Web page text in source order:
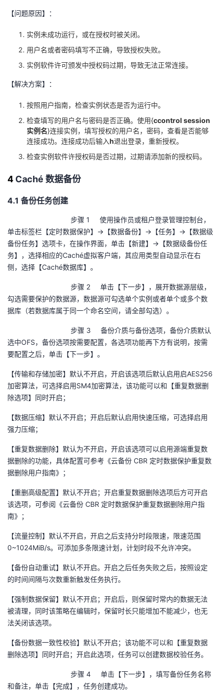
【问题原因】：
实例未成功运行，或在授权时被关闭。
用户名或者密码填写不正确，导致授权失败。
实例软件许可颁发中授权码过期，导致无法正常连接。
【解决方案】：
按照用户指南，检查实例状态是否为运行中。
检查填写的用户名与密码是否正确。使用{ccontrol session
实例名}连接实例，填写授权的用户名，密码，查看是否能够
连接成功。连接成功后输入h退出登录，重新授权。
检查实例软件许授权码是否过期，过期请添加新的授权码。
4 Caché 数据备份
4.1 备份任务创建
步骤 1 使用操作员或租户登录管理控制台，
单击标签栏【定时数据保护】→【数据备份】→【任务】→【数据级
备份任务】选项卡，在操作界面，单击【新建】→【数据级备份任
务】，选择相应的Caché虚拟客户端，其应用类型自动显示在右
侧，选择【Caché数据库】。
步骤 2 单击【下一步】，展开数据源层级，
勾选需要保护的数据源，数据源可勾选单个实例或者单个或多个数
据库（若数据库属于同一个命名空间，请全部勾选）。
步骤 3 备份介质与备份选项，备份介质默认
选中OFS，备份选项按需要配置，各选项功能再下方有说明，按需
要配置之后，单击【下一步】。
【传输和存储加密】默认不开启，开启该选项后默认启用启AES256
加密算法，可选择启用SM4加密算法，该功能可以和【重复数据删
除选项】同时开启；
【数据压缩】默认不开启；开启后默认启用快速压缩，可选择启用
强力压缩；
【重复数据删除】默认为不开启，开启该选项可以启用源端重复数
据删除的功能，具体配置可参考《云备份 CBR 定时数据保护重复数
据删除用户指南》；
【重删高级配置】默认不开启；开启重复数据删除选项后方可开启
该选项，可参阅《云备份 CBR 定时数据保护重复数据删除用户指
南》；
【流量控制】默认不开启，开启之后支持分时段限速，限速范围
0~1024MiB/s。可添加多条限速计划，计划时段不允许冲突。
【备份自动重试】默认不开启。开启之后任务失败之后，按照设定
的时间间隔与次数重新触发任务执行。
【强制数据保留】默认不开启；开启后，则保留时常内的数据无法
被清理，同时该策略在编辑时，保留时长只能增加不能减少，也无
法关闭该选项。
【备份数据一致性校验】默认不开启；该功能不可以和【重复数据
删除选项】同时开启；开启此选项，任务可以创建数据校验任务。
步骤 4 单击【下一步】，填写备份任务名称
和备注，单击【完成】，任务创建成功。